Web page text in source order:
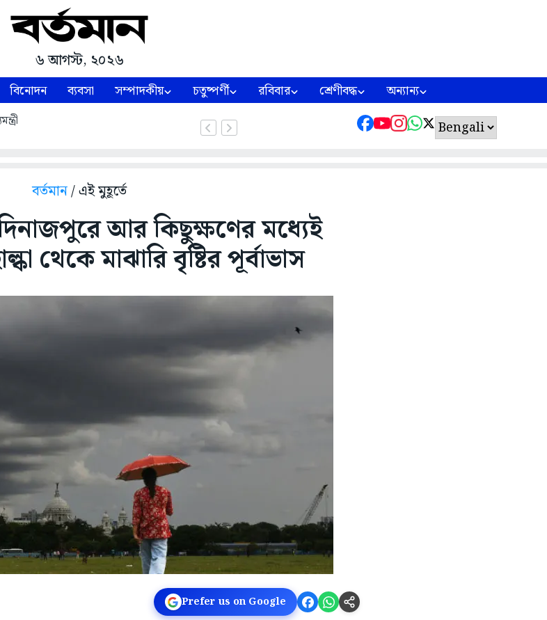
৬ আগস্ট, ২০২৬
বিনোদন ব্যবসা সম্পাদকীয় চতুষ্পর্ণী রবিবার শ্রেণীবদ্ধ অন্যান্য
বর্তমান/ এই মুহূর্তে
আর কিছুক্ষণের মধ্যেই
থেকে মাঝারি বৃষ্টির পূর্বাভাস
Prefer us on Google